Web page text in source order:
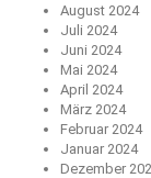
August 2024
Juli 2024
Juni 2024
Mai 2024
April 2024
März 2024
Februar 2024
Januar 2024
Dezember